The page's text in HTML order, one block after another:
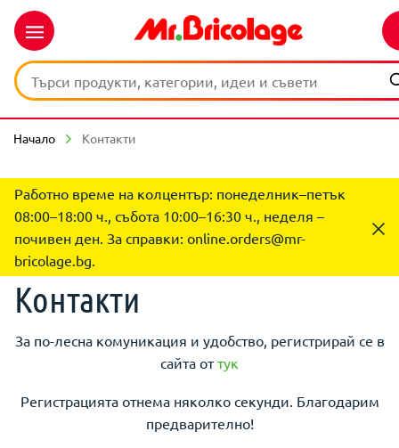
Начало Контакти
Работно време на колцентър: понеделник–петък
08:00–18:00 ч., събота 10:00–16:30 ч., неделя –
почивен ден. За справки: online.orders@mr-
bricolage.bg.
Контакти
За по-лесна комуникация и удобство, регистрирай се в
сайта оттук
Регистрацията отнема няколко секунди. Благодарим
предварително!